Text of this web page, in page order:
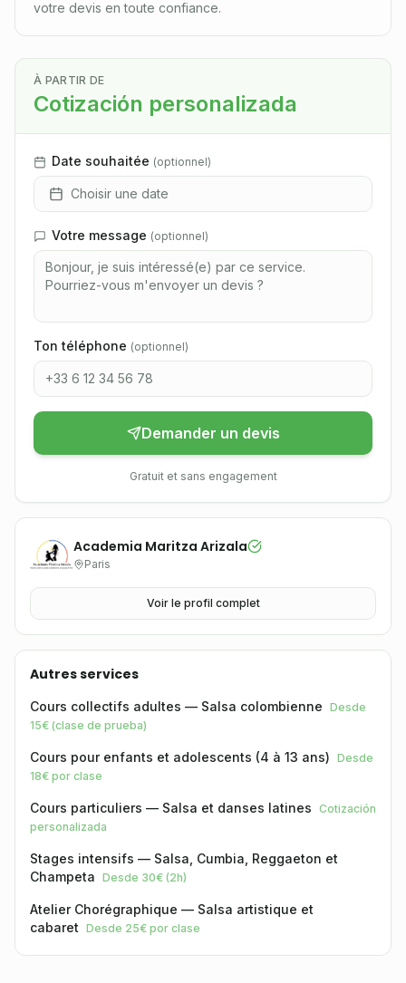
votre devis en toute confiance.
À PARTIR DE
Cotización personalizada
Date souhaitée (optionnel)
Choisir une date
Votre message (optionnel)
Ton téléphone (optionnel)
Demander un devis
Gratuit et sans engagement
Academia Maritza Arizala
Paris
Voir le profil complet
Autres services
Cours collectifs adultes — Salsa colombienne Desde
15€ (clase de prueba)
Cours pour enfants et adolescents (4 à 13 ans) Desde
18€ por clase
Cours particuliers — Salsa et danses latines Cotización
personalizada
Stages intensifs — Salsa, Cumbia, Reggaeton et
Champeta Desde 30€ (2h)
Atelier Chorégraphique — Salsa artistique et
cabaret Desde 25€ por clase